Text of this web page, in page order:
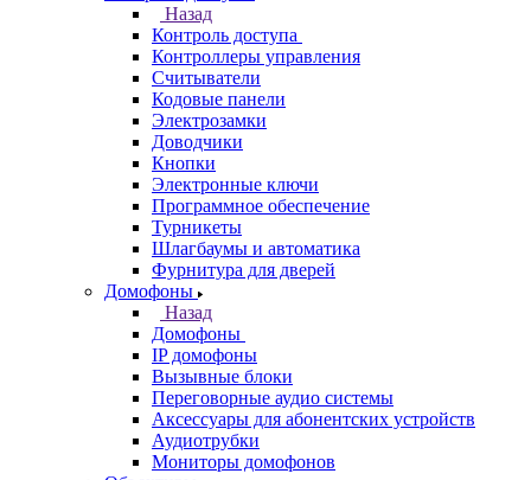
Назад
Контроль доступа
Контроллеры управления
Считыватели
Кодовые панели
Электрозамки
Доводчики
Кнопки
Электронные ключи
Программное обеспечение
Турникеты
Шлагбаумы и автоматика
Фурнитура для дверей
Домофоны
Назад
Домофоны
IP домофоны
Вызывные блоки
Переговорные аудио системы
Аксессуары для абонентских устройств
Аудиотрубки
Мониторы домофонов